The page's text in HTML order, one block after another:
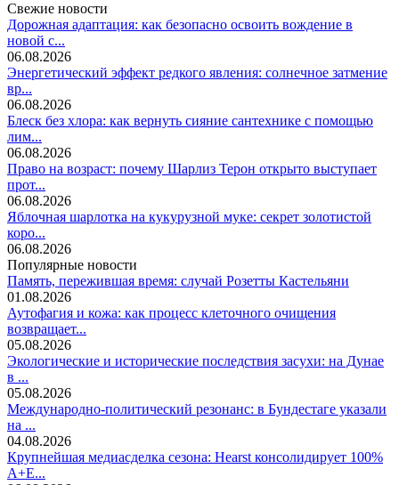
Свежие новости
Дорожная адаптация: как безопасно освоить вождение в
новой с...
06.08.2026
Энергетический эффект редкого явления: солнечное затмение
вр...
06.08.2026
Блеск без хлора: как вернуть сияние сантехнике с помощью
лим...
06.08.2026
Право на возраст: почему Шарлиз Терон открыто выступает
прот...
06.08.2026
Яблочная шарлотка на кукурузной муке: секрет золотистой
коро...
06.08.2026
Популярные новости
Память, пережившая время: случай Розетты Кастельяни
01.08.2026
Аутофагия и кожа: как процесс клеточного очищения
возвращает...
05.08.2026
Экологические и исторические последствия засухи: на Дунае
в ...
05.08.2026
Международно-политический резонанс: в Бундестаге указали
на ...
04.08.2026
Крупнейшая медиасделка сезона: Hearst консолидирует 100%
A+E...